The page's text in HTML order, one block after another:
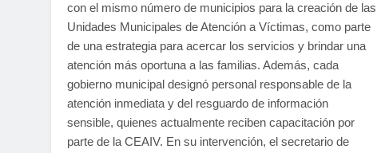
con el mismo número de municipios para la creación de las
Unidades Municipales de Atención a Víctimas, como parte
de una estrategia para acercar los servicios y brindar una
atención más oportuna a las familias. Además, cada
gobierno municipal designó personal responsable de la
atención inmediata y del resguardo de información
sensible, quienes actualmente reciben capacitación por
parte de la CEAIV. En su intervención, el secretario de